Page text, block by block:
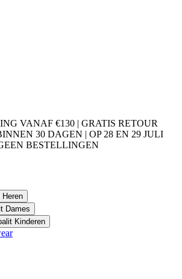
VANAF €130 | GRATIS RETOUR
30 DAGEN | OP 28 EN 29 JULI
BESTELLINGEN
Heren
Dames
Kinderen